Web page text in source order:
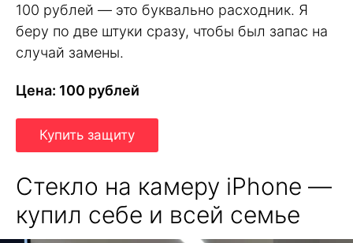
100 рублей — это буквально расходник. Я
беру по две штуки сразу, чтобы был запас на
случай замены.
Цена: 100 рублей
Купить защиту
Стекло на камеру iPhone —
купил себе и всей семье